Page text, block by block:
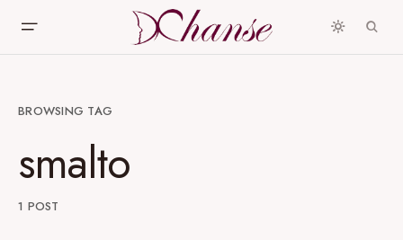
BROWSING TAG
smalto
1 POST